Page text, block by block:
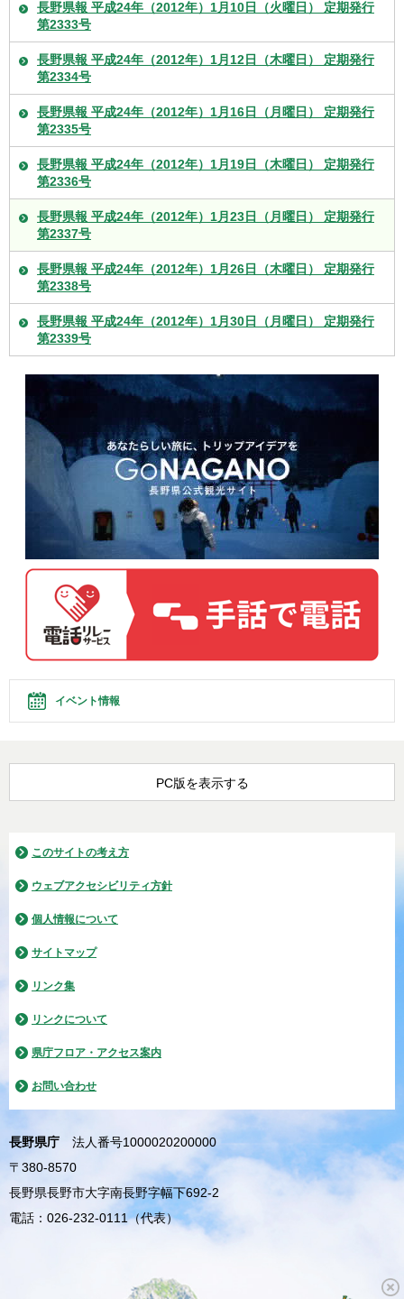
長野県報 平成24年（2012年）1月10日（火曜日） 定期発行
第2333号
長野県報 平成24年（2012年）1月12日（木曜日） 定期発行
第2334号
長野県報 平成24年（2012年）1月16日（月曜日） 定期発行
第2335号
長野県報 平成24年（2012年）1月19日（木曜日） 定期発行
第2336号
長野県報 平成24年（2012年）1月23日（月曜日） 定期発行
第2337号
長野県報 平成24年（2012年）1月26日（木曜日） 定期発行
第2338号
長野県報 平成24年（2012年）1月30日（月曜日） 定期発行
第2339号
イベント情報
PC版を表示する
このサイトの考え方
ウェブアクセシビリティ方針
個人情報について
サイトマップ
リンク集
リンクについて
県庁フロア・アクセス案内
お問い合わせ
長野県庁
法人番号1000020200000
〒380-8570
長野県長野市大字南長野字幅下692-2
電話：026-232-0111（代表）